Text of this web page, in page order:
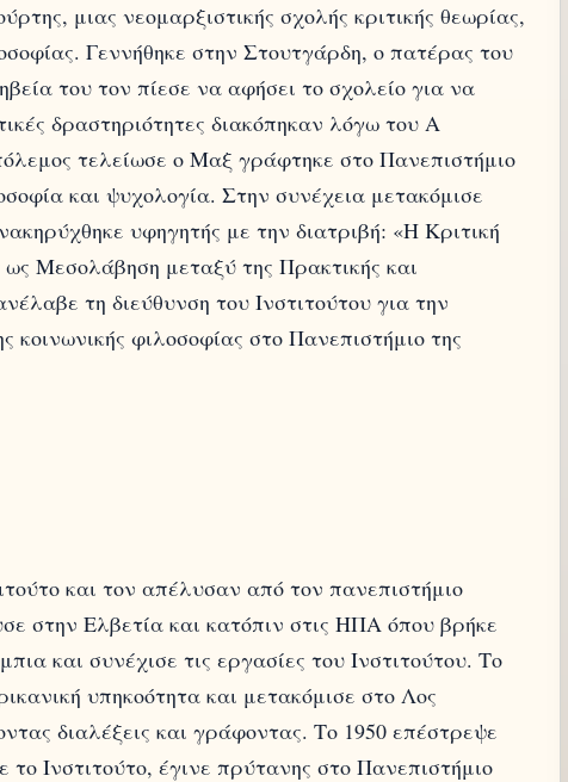
μιας νεομαρξιστικής σχολής κριτικής θεωρίας,
Γεννήθηκε στην Στουτγάρδη, ο πατέρας του
του τον πίεσε να αφήσει το σχολείο για να
δραστηριότητες διακόπηκαν λόγω του Α
τελείωσε ο Μαξ γράφτηκε στο Πανεπιστήμιο
και ψυχολογία. Στην συνέχεια μετακόμισε
υφηγητής με την διατριβή: «Η Κριτική
ως Μεσολάβηση μεταξύ της Πρακτικής και
τη διεύθυνση του Ινστιτούτου για την
κοινωνικής φιλοσοφίας στο Πανεπιστήμιο της
και τον απέλυσαν από τον πανεπιστήμιο
στην Ελβετία και κατόπιν στις ΗΠΑ όπου βρήκε
και συνέχισε τις εργασίες του Ινστιτούτου. Το
υπηκοότητα και μετακόμισε στο Λος
διαλέξεις και γράφοντας. Το 1950 επέστρεψε
Ινστιτούτο, έγινε πρύτανης στο Πανεπιστήμιο